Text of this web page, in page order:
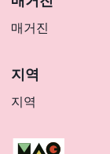
매거진
지역
지역